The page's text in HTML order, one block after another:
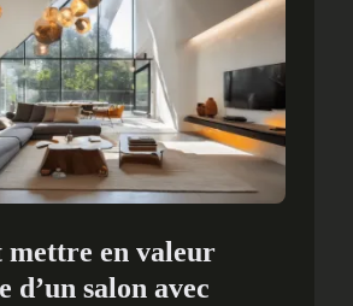
mettre en valeur
d’un salon avec